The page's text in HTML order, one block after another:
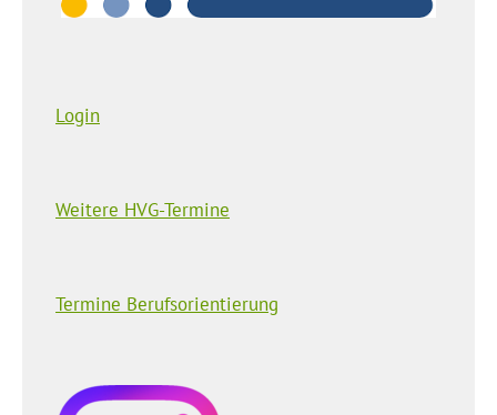
Login
Weitere HVG-Termine
Termine Berufsorientierung